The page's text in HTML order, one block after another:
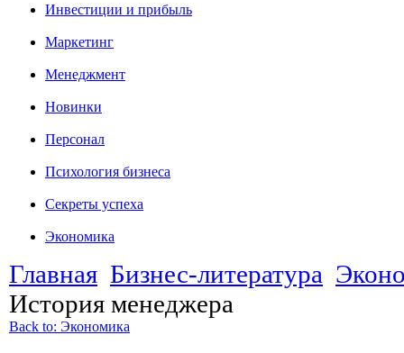
Инвестиции и прибыль
Маркетинг
Менеджмент
Новинки
Персонал
Психология бизнеса
Секреты успеха
Экономика
Главная Бизнес-литература
История менеджера
Back to: Экономика